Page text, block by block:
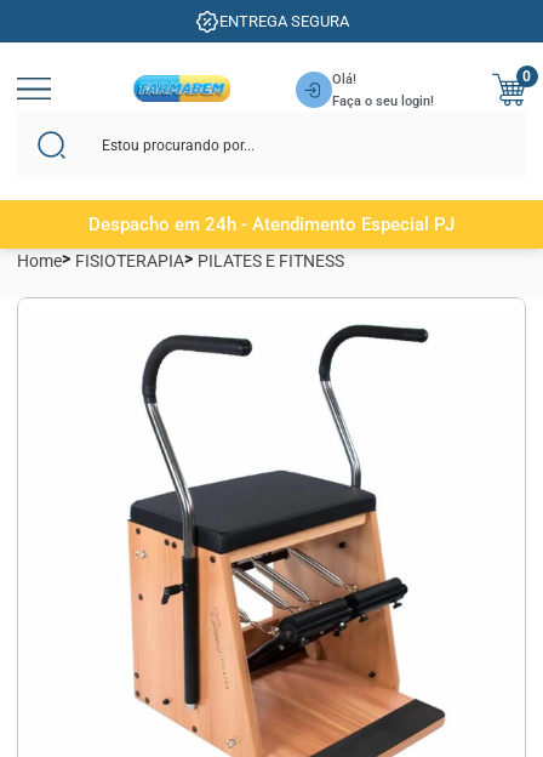
ENTREGA SEGURA
Olá!
Faça o seu login!
0
Despacho em 24h - Atendimento Especial PJ
Home FISIOTERAPIA PILATES E FITNESS